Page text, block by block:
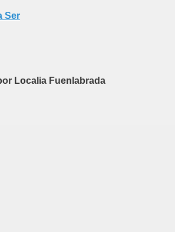
Ser
Localia Fuenlabrada